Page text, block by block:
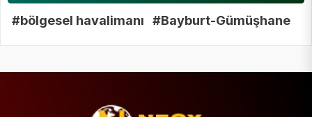
#bölgesel havalimanı #Bayburt-Gümüşhane